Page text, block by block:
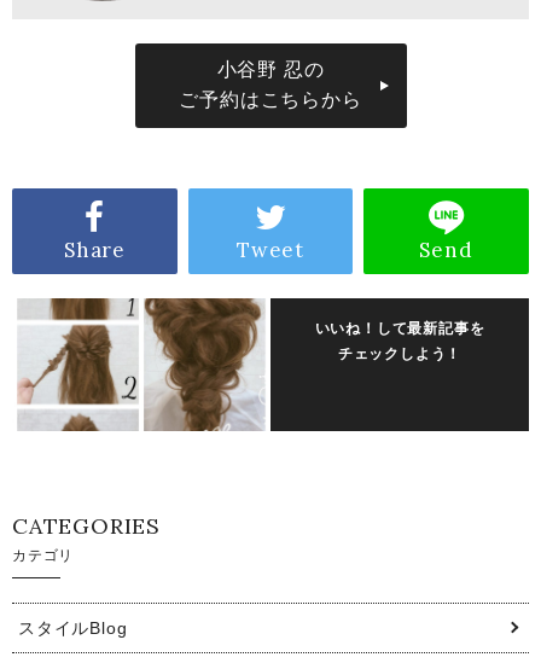
小谷野 忍の
ご予約はこちらから
Share Tweet Send
いいね！して最新記事を
チェックしよう！
CATEGORIES
カテゴリ
スタイルBlog